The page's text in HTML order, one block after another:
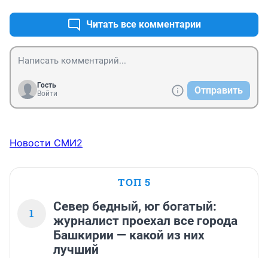
Читать все комментарии
Гость
Войти
Отправить
Новости СМИ2
ТОП 5
1
Север бедный, юг богатый:
журналист проехал все города
Башкирии — какой из них
лучший